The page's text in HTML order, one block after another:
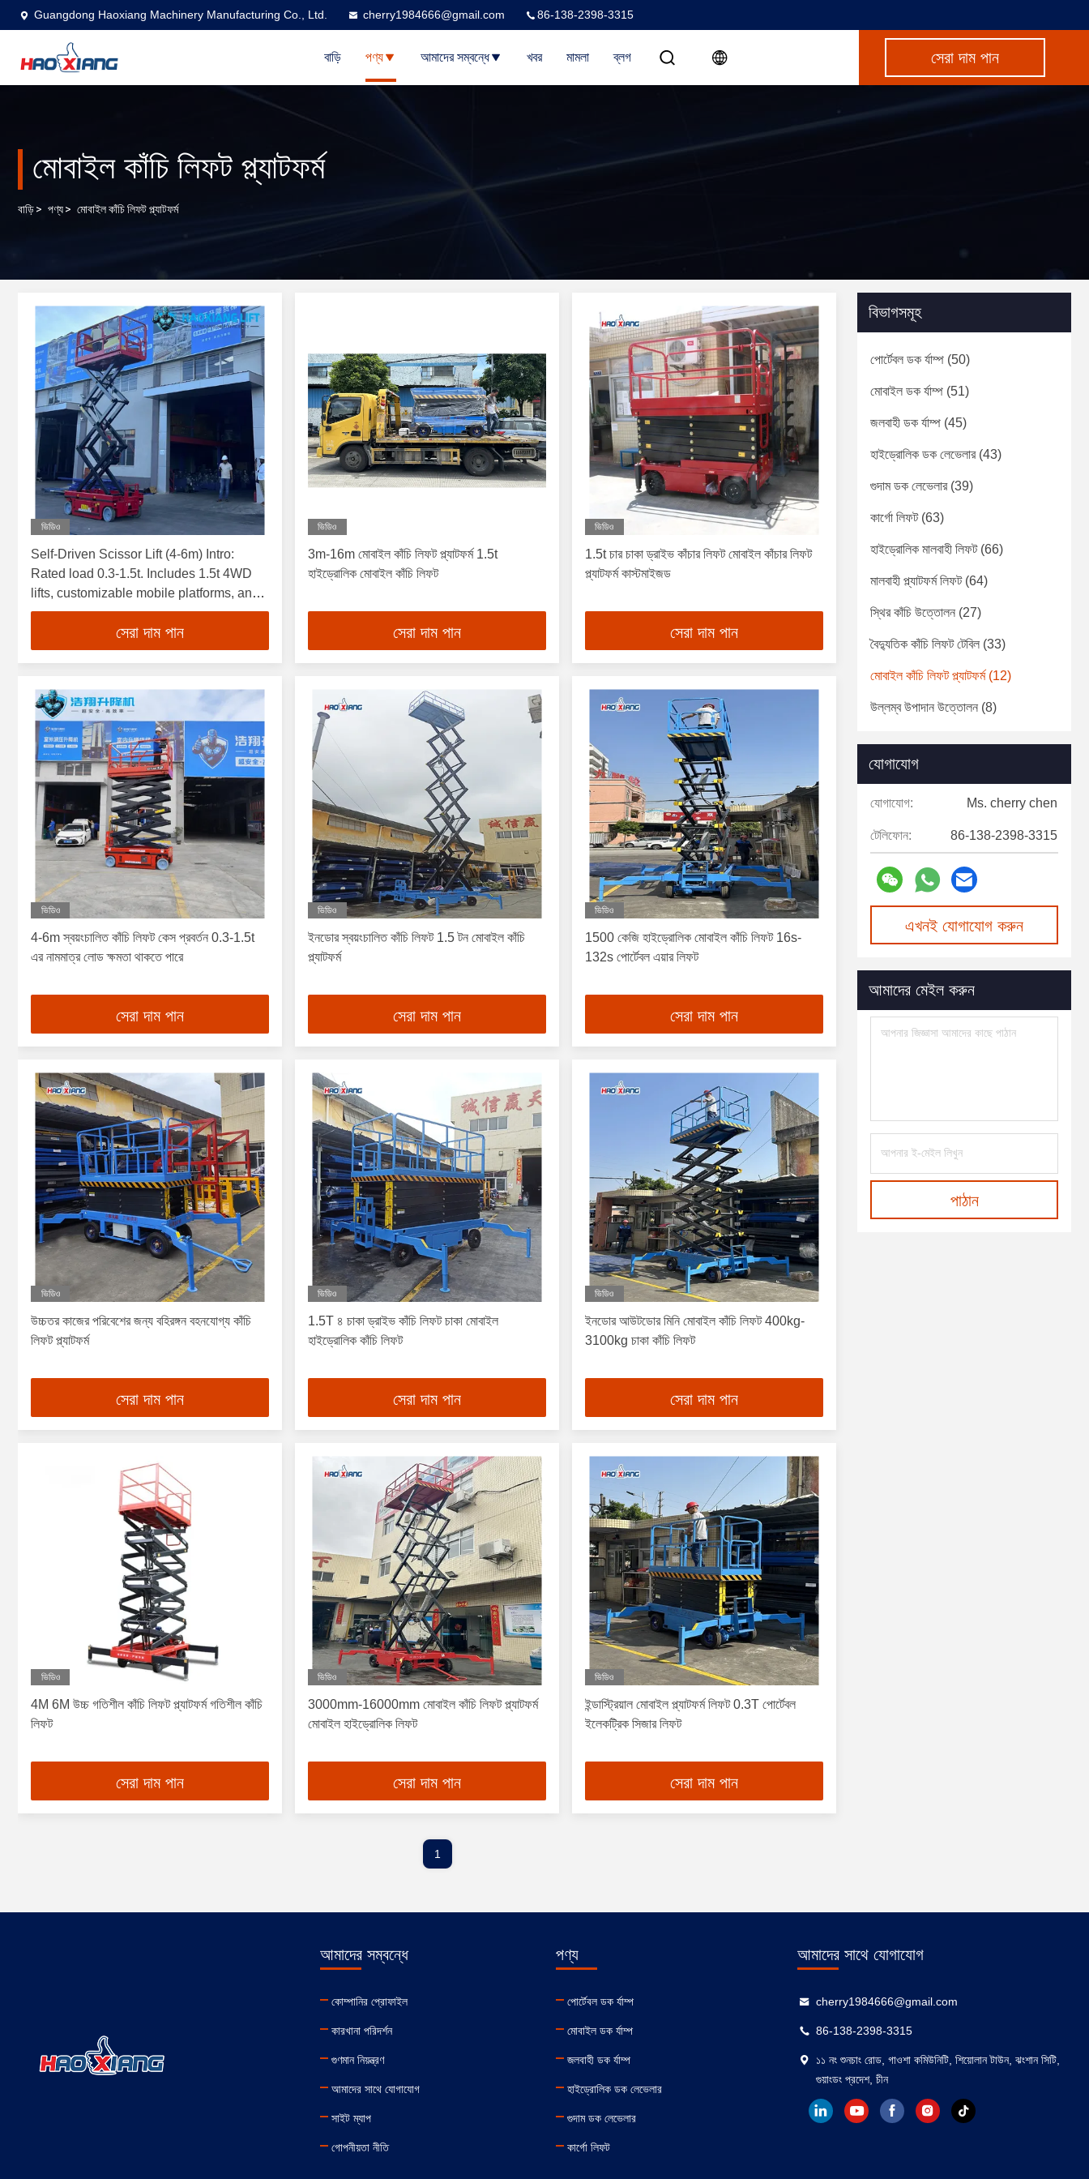
Guangdong Haoxiang Machinery Manufacturing Co., Ltd. cherry1984666@gmail.com 86-138-2398-3315
বাড়ি পণ্য আমাদের সম্বন্ধে খবর মামলা ব্লগ সেরা দাম পান
মোবাইল কাঁচি লিফট প্ল্যাটফর্ম
বাড়ি> পণ্য> মোবাইল কাঁচি লিফট প্ল্যাটফর্ম
ভিডিও
Self-Driven Scissor Lift (4-6m) Intro:
Rated load 0.3-1.5t. Includes 1.5t 4WD
lifts, customizable mobile platforms, and
3-16m hydraulic mobile lifts (1.5t)
সেরা দাম পান
ভিডিও
3m-16m মোবাইল কাঁচি লিফট প্ল্যাটফর্ম 1.5t
হাইড্রোলিক মোবাইল কাঁচি লিফট
সেরা দাম পান
ভিডিও
1.5t চার চাকা ড্রাইভ কাঁচার লিফট মোবাইল কাঁচার লিফট
প্ল্যাটফর্ম কাস্টমাইজড
সেরা দাম পান
ভিডিও
4-6m স্বয়ংচালিত কাঁচি লিফট কেস প্রবর্তন 0.3-1.5t
এর নামমাত্র লোড ক্ষমতা থাকতে পারে
সেরা দাম পান
ভিডিও
ইনডোর স্বয়ংচালিত কাঁচি লিফট 1.5 টন মোবাইল কাঁচি
প্ল্যাটফর্ম
সেরা দাম পান
ভিডিও
1500 কেজি হাইড্রোলিক মোবাইল কাঁচি লিফট 16s-
132s পোর্টেবল এয়ার লিফট
সেরা দাম পান
ভিডিও
উচ্চতর কাজের পরিবেশের জন্য বহিরঙ্গন বহনযোগ্য কাঁচি
লিফট প্ল্যাটফর্ম
সেরা দাম পান
ভিডিও
1.5T ৪ চাকা ড্রাইভ কাঁচি লিফট চাকা মোবাইল
হাইড্রোলিক কাঁচি লিফট
সেরা দাম পান
ভিডিও
ইনডোর আউটডোর মিনি মোবাইল কাঁচি লিফট 400kg-
3100kg চাকা কাঁচি লিফট
সেরা দাম পান
ভিডিও
4M 6M উচ্চ গতিশীল কাঁচি লিফট প্ল্যাটফর্ম গতিশীল কাঁচি
লিফট
সেরা দাম পান
ভিডিও
3000mm-16000mm মোবাইল কাঁচি লিফট প্ল্যাটফর্ম
মোবাইল হাইড্রোলিক লিফট
সেরা দাম পান
ভিডিও
ইন্ডাস্ট্রিয়াল মোবাইল প্ল্যাটফর্ম লিফট 0.3T পোর্টেবল
ইলেকট্রিক সিজার লিফট
সেরা দাম পান
বিভাগসমূহ
পোর্টেবল ডক র্যাম্প (50)
মোবাইল ডক র্যাম্প (51)
জলবাহী ডক র্যাম্প (45)
হাইড্রোলিক ডক লেভেলার(43)
গুদাম ডক লেভেলার(39)
কার্গো লিফট(63)
হাইড্রোলিক মালবাহী লিফট(66)
মালবাহী প্ল্যাটফর্ম লিফট(64)
স্থির কাঁচি উত্তোলন (27)
বৈদ্যুতিক কাঁচি লিফট টেবিল (33)
মোবাইল কাঁচি লিফট প্ল্যাটফর্ম(12)
উল্লম্ব উপাদান উত্তোলন (8)
যোগাযোগ
যোগাযোগ: Ms. cherry chen
টেলিফোন: 86-138-2398-3315
এখনই যোগাযোগ করুন
আমাদের মেইল করুন
পাঠান
1
আমাদের সম্বন্ধে
কোম্পানির প্রোফাইল
কারখানা পরিদর্শন
গুণমান নিয়ন্ত্রণ
আমাদের সাথে যোগাযোগ
সাইট ম্যাপ
গোপনীয়তা নীতি
পণ্য
পোর্টেবল ডক র্যাম্প
মোবাইল ডক র্যাম্প
জলবাহী ডক র্যাম্প
হাইড্রোলিক ডক লেভেলার
গুদাম ডক লেভেলার
কার্গো লিফট
আমাদের সাথে যোগাযোগ
cherry1984666@gmail.com
86-138-2398-3315
১১ নং শুনচাং রোড, গাওশা কমিউনিটি, শিয়োলান টাউন, ঝংশান সিটি,
গুয়াংডং প্রদেশ, চীন